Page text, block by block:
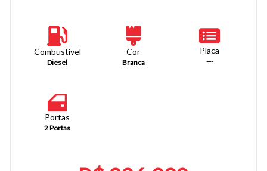
Combustível
Diesel
Cor
Branca
Placa
---
Portas
2 Portas